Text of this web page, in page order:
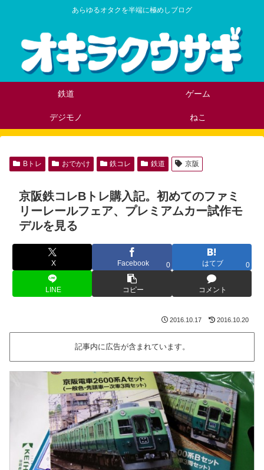
あらゆるオタクを半端に極めしブログ
鉄道 ゲーム
デジモノ ねこ
Bトレ おでかけ 鉄コレ 鉄道 京阪
京阪鉄コレBトレ購入記。初めてのファミ
リーレールフェア、プレミアムカー試作モ
デルを見る
X Facebook 0 はてブ 0
LINE コピー コメント
2016.10.17 2016.10.20
記事内に広告が含まれています。